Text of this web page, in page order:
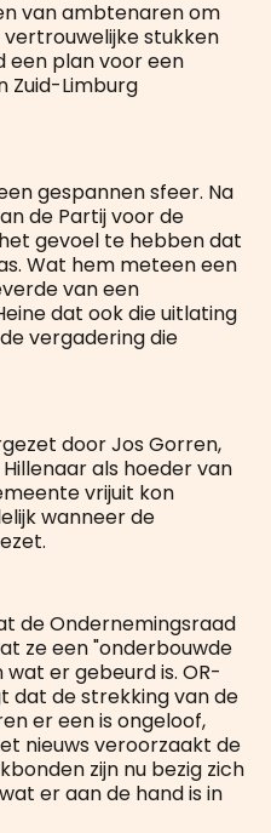
van ambtenaren om
stukken
een plan voor een
Zuid-Limburg
gespannen sfeer. Na
de Partij voor de
gevoel te hebben dat
Wat hem meteen een
van een
dat ook die uitlating
vergadering die
door Jos Gorren,
als hoeder van
vrijuit kon
wanneer de
de Ondernemingsraad
ze een "onderbouwde
er gebeurd is. OR-
dat de strekking van de
er een is ongeloof,
nieuws veroorzaakt de
zijn nu bezig zich
er aan de hand is in